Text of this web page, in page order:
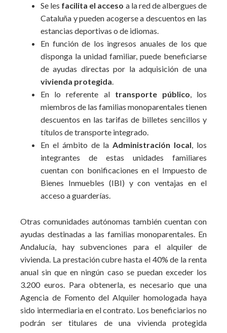
Se les facilita el acceso a la red de albergues de
Cataluña y pueden acogerse a descuentos en las
estancias deportivas o de idiomas.
En función de los ingresos anuales de los que
disponga la unidad familiar, puede beneficiarse
de ayudas directas por la adquisición de una
vivienda protegida.
En lo referente al transporte público, los
miembros de las familias monoparentales tienen
descuentos en las tarifas de billetes sencillos y
títulos de transporte integrado.
En el ámbito de laAdministración local, los
integrantes de estas unidades familiares
cuentan con bonificaciones en el Impuesto de
Bienes Inmuebles (IBI) y con ventajas en el
acceso a guarderías.
Otras comunidades autónomas también cuentan con
ayudas destinadas a las familias monoparentales. En
Andalucía, hay subvenciones para el alquiler de
vivienda. La prestación cubre hasta el 40% de la renta
anual sin que en ningún caso se puedan exceder los
3.200 euros. Para obtenerla, es necesario que una
Agencia de Fomento del Alquiler homologada haya
sido intermediaria en el contrato. Los beneficiarios no
podrán ser titulares de una vivienda protegida